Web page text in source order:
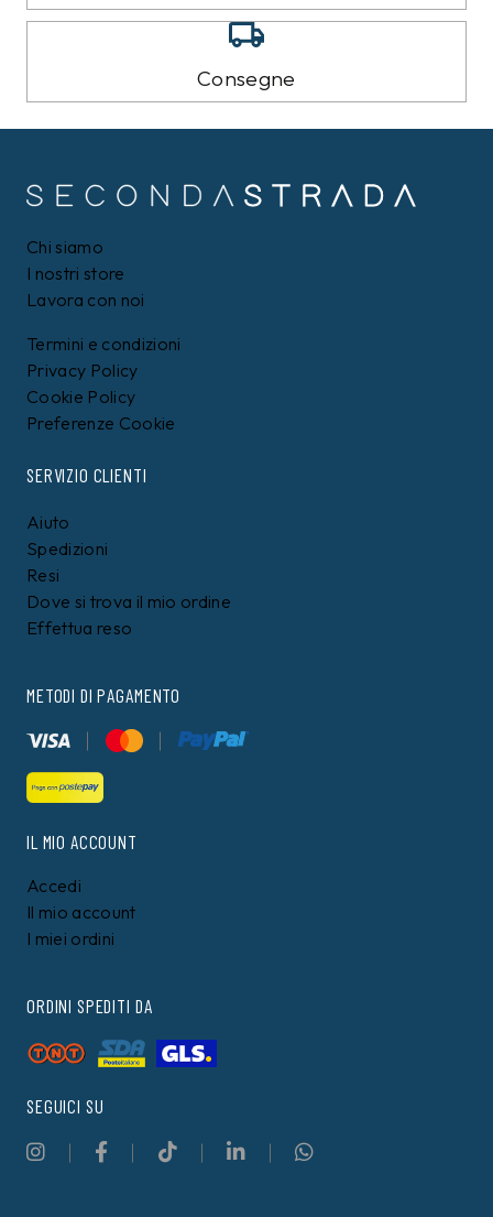
Consegne
Chi siamo
I nostri store
Lavora con noi
Termini e condizioni
Privacy Policy
Cookie Policy
Preferenze Cookie
SERVIZIO CLIENTI
Aiuto
Spedizioni
Resi
Dove si trova il mio ordine
Effettua reso
METODI DI PAGAMENTO
IL MIO ACCOUNT
Accedi
Il mio account
I miei ordini
ORDINI SPEDITI DA
SEGUICI SU